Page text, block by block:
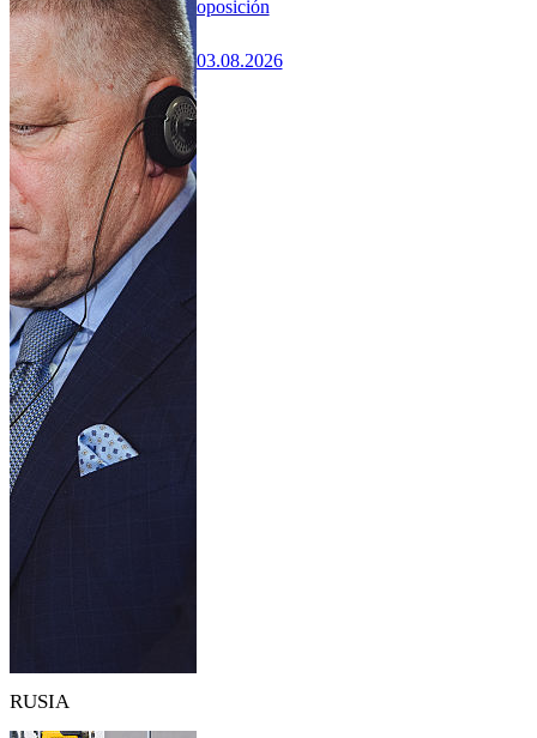
oposición
03.08.2026
RUSIA